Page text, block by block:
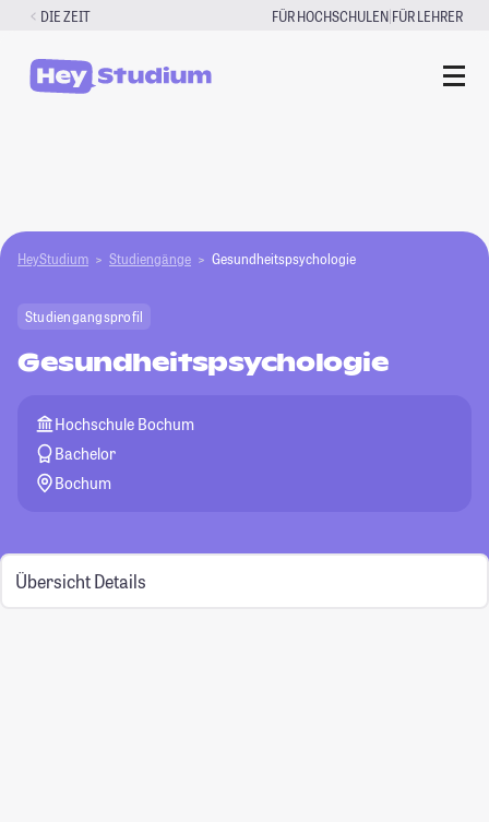
Zum
springen
DIE ZEIT FÜR HOCHSCHULEN|FÜR LEHRER
HeyStudium Studiengänge Gesundheitspsychologie
Studiengangsprofil
Gesundheitspsychologie
Hochschule Bochum
Bachelor
Bochum
Übersicht Details